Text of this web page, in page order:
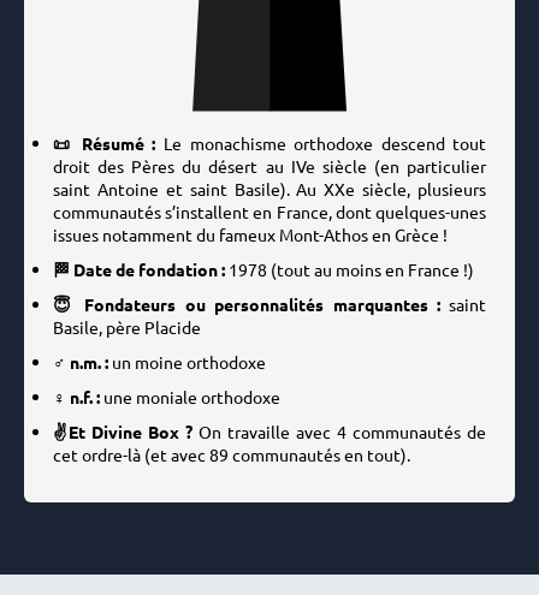
📜 Résumé : Le monachisme orthodoxe descend tout
droit des Pères du désert au IVe siècle (en particulier
saint Antoine et saint Basile). Au XXe siècle, plusieurs
communautés s’installent en France, dont quelques-unes
issues notamment du fameux Mont-Athos en Grèce !
🏁 Date de fondation :1978 (tout au moins en France !)
😇 Fondateurs ou personnalités marquantes :saint
Basile, père Placide
♂️ n.m. :un moine orthodoxe
♀️ n.f. :une moniale orthodoxe
✌️Et Divine Box ?On travaille avec 4 communautés de
cet ordre-là (et avec 89 communautés en tout).